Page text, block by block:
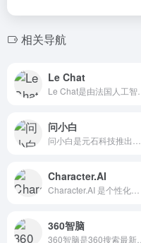
相关导航
Le Chat
问小白
Character.AI
360智脑